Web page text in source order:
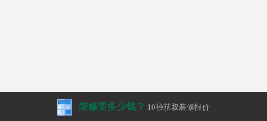
装修要多少钱？ 10秒获取装修报价